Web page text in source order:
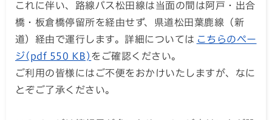
これに伴い、路線バス松田線は当面の間は阿戸・出合
橋・板倉橋停留所を経由せず、県道松田葉鹿線（新
道）経由で運行します。詳細については こちらのペー
ジ(pdf 550 KB) をご確認ください。
ご利用の皆様にはご不便をおかけいたしますが、なに
とぞご了承ください。